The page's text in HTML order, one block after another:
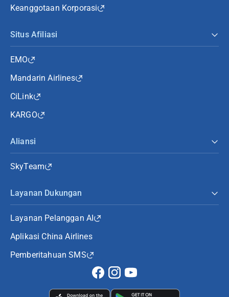
Keanggotaan Korporasi
Situs Afiliasi
EMO
Mandarin Airlines
CiLink
KARGO
Aliansi
SkyTeam
Layanan Dukungan
Layanan Pelanggan AI
Aplikasi China Airlines
Pemberitahuan SMS